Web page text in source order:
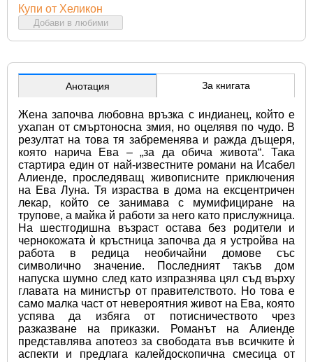
Купи от Хеликон
Добави в любими
Анотация За книгата
Жена започва любовна връзка с индианец, който е
ухапан от смъртоносна змия, но оцелявя по чудо. В
резултат на това тя забременява и ражда дъщеря,
която нарича Ева – „за да обича живота“. Така
стартира един от най-известните романи на Исабел
Алиенде, проследяващ живописните приключения
на Ева Луна. Тя израства в дома на ексцентричен
лекар, който се занимава с мумифициране на
трупове, а майка й работи за него като прислужница.
На шестгодишна възраст остава без родители и
чернокожата ѝ кръстница започва да я устройва на
работа в редица необичайни домове със
символично значение. Последният такъв дом
напуска шумно след като изпразнява цял съд върху
главата на министър от правителството. Но това е
само малка част от невероятния живот на Ева, която
успява да избяга от потисничеството чрез
разказване на приказки. Романът на Алиенде
представлява апотеоз за свободата във всичките ѝ
аспекти и предлага калейдоскопична смесица от